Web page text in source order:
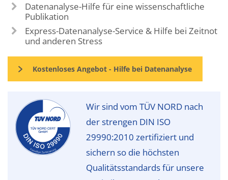
Datenanalyse-Hilfe für eine wissenschaftliche
Publikation
Express-Datenanalyse-Service & Hilfe bei Zeitnot
und anderen Stress
Kostenloses Angebot - Hilfe bei Datenanalyse
Wir sind vom TÜV NORD nach
der strengen DIN ISO
29990:2010 zertifiziert und
sichern so die höchsten
Qualitätsstandards für unsere